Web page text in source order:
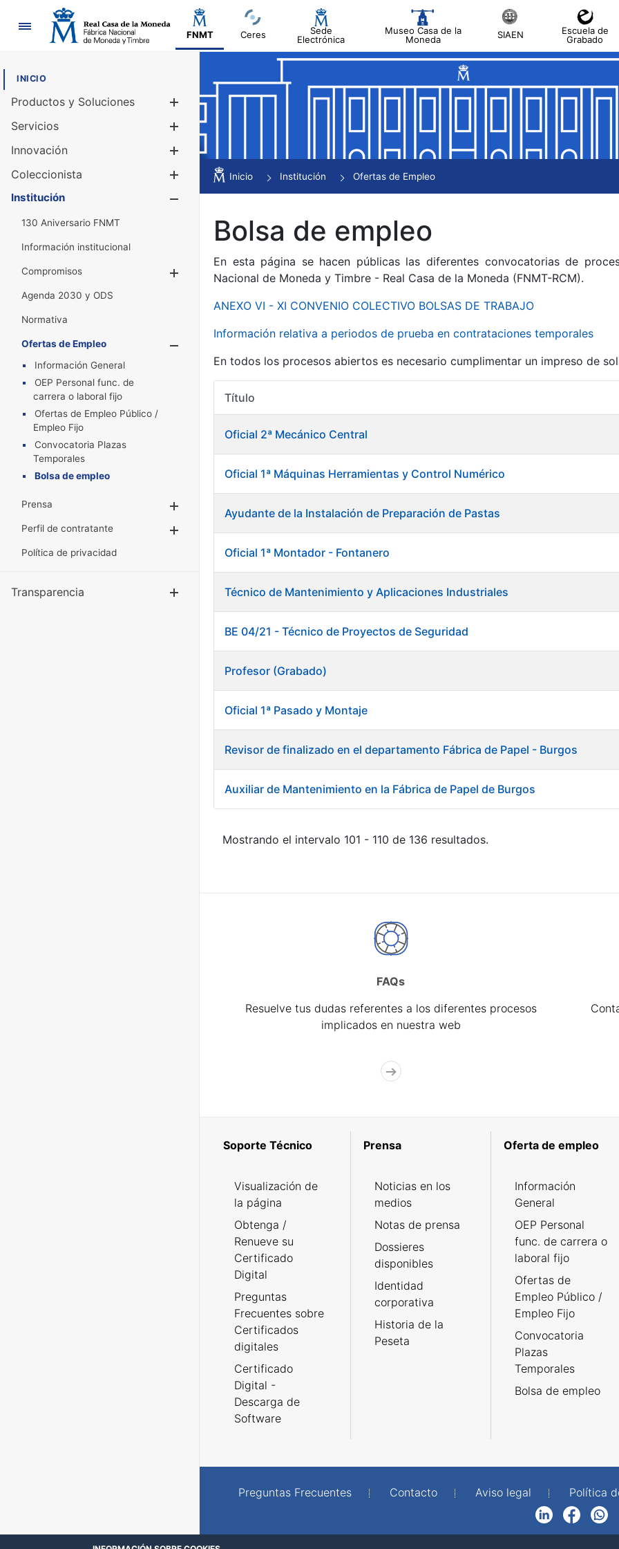
Navegación
FNMT Ceres
Sede
Electrónica
Museo Casa de la
Moneda
SIAEN
Escuela de
Grabado
INICIO
Productos y Soluciones
Mostrar/Ocultar
Servicios
Innovación
Coleccionista
Mostrar/Ocultar
Institución
130 Aniversario FNMT
Información institucional
Compromisos
Mostrar/Ocultar
Agenda 2030 y ODS
Normativa
Ofertas de Empleo
Información General
OEP Personal func. de
carrera o laboral fijo
Ofertas de Empleo Público /
Empleo Fijo
Convocatoria Plazas
Temporales
Bolsa de empleo
Prensa
Perfil de contratante
Política de privacidad
Transparencia Mostrar/Ocultar
Inicio Institución Ofertas de Empleo
Bolsa de empleo
En esta página se hacen públicas las diferentes convocatorias de
Nacional de Moneda y Timbre - Real Casa de la Moneda (FNMT-RCM).
ANEXO VI - XI CONVENIO COLECTIVO BOLSAS DE TRABAJO
Información relativa a periodos de prueba en contrataciones temporales
En todos los procesos abiertos es necesario cumplimentar un impreso de
Título
Oficial 2ª Mecánico Central
Oficial 1ª Máquinas Herramientas y Control Numérico
Ayudante de la Instalación de Preparación de Pastas
Oficial 1ª Montador - Fontanero
Técnico de Mantenimiento y Aplicaciones Industriales
BE 04/21 - Técnico de Proyectos de Seguridad
Profesor (Grabado)
Oficial 1ª Pasado y Montaje
Revisor de finalizado en el departamento Fábrica de Papel - Burgos
Auxiliar de Mantenimiento en la Fábrica de Papel de Burgos
Mostrando el intervalo 101 - 110 de 136 resultados.
FAQs
Resuelve tus dudas referentes a los diferentes procesos
implicados en nuestra web
Soporte Técnico
Visualización de
la página
Obtenga /
Renueve su
Certificado
Digital
Preguntas
Frecuentes sobre
Certificados
digitales
Certificado
Digital -
Descarga de
Software
Prensa
Noticias en los
medios
Notas de prensa
Dossieres
disponibles
Identidad
corporativa
Historia de la
Peseta
Oferta de empleo
Información
General
OEP Personal
func. de carrera o
laboral fijo
Ofertas de
Empleo Público /
Empleo Fijo
Convocatoria
Plazas
Temporales
Bolsa de empleo
Preguntas Frecuentes Contacto Aviso legal Política
FacebookWhatsApp